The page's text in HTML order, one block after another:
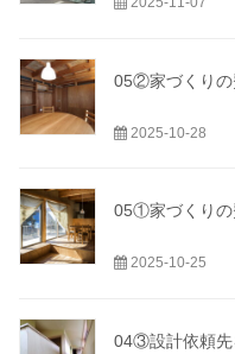
05②家づくりの
2025-10-28
05①家づくりの
2025-10-25
04③設計依頼先